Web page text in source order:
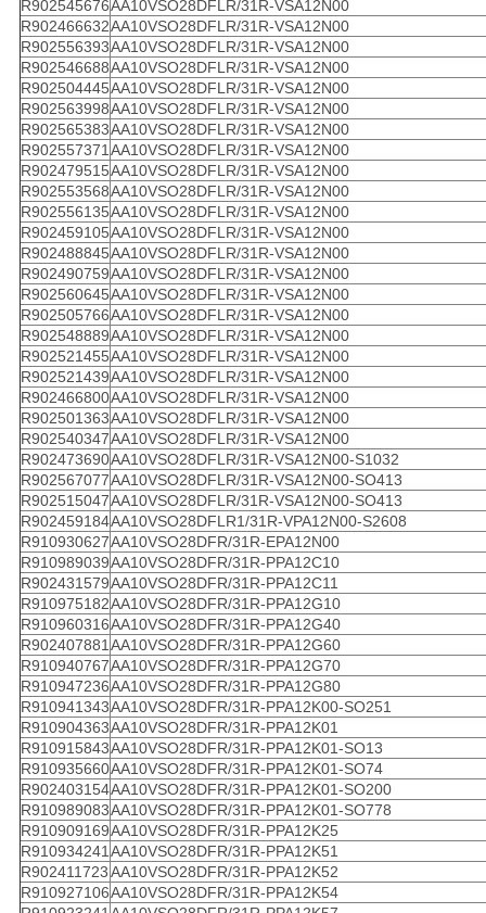
R902545676AA10VSO28DFLR/31R-VSA12N00
R902466632AA10VSO28DFLR/31R-VSA12N00
R902556393AA10VSO28DFLR/31R-VSA12N00
R902546688AA10VSO28DFLR/31R-VSA12N00
R902504445AA10VSO28DFLR/31R-VSA12N00
R902563998AA10VSO28DFLR/31R-VSA12N00
R902565383AA10VSO28DFLR/31R-VSA12N00
R902557371AA10VSO28DFLR/31R-VSA12N00
R902479515AA10VSO28DFLR/31R-VSA12N00
R902553568AA10VSO28DFLR/31R-VSA12N00
R902556135AA10VSO28DFLR/31R-VSA12N00
R902459105AA10VSO28DFLR/31R-VSA12N00
R902488845AA10VSO28DFLR/31R-VSA12N00
R902490759AA10VSO28DFLR/31R-VSA12N00
R902560645AA10VSO28DFLR/31R-VSA12N00
R902505766AA10VSO28DFLR/31R-VSA12N00
R902548889AA10VSO28DFLR/31R-VSA12N00
R902521455AA10VSO28DFLR/31R-VSA12N00
R902521439AA10VSO28DFLR/31R-VSA12N00
R902466800AA10VSO28DFLR/31R-VSA12N00
R902501363AA10VSO28DFLR/31R-VSA12N00
R902540347AA10VSO28DFLR/31R-VSA12N00
R902473690AA10VSO28DFLR/31R-VSA12N00-S1032
R902567077AA10VSO28DFLR/31R-VSA12N00-SO413
R902515047AA10VSO28DFLR/31R-VSA12N00-SO413
R902459184AA10VSO28DFLR1/31R-VPA12N00-S2608
R910930627AA10VSO28DFR/31R-EPA12N00
R910989039AA10VSO28DFR/31R-PPA12C10
R902431579AA10VSO28DFR/31R-PPA12C11
R910975182AA10VSO28DFR/31R-PPA12G10
R910960316AA10VSO28DFR/31R-PPA12G40
R902407881AA10VSO28DFR/31R-PPA12G60
R910940767AA10VSO28DFR/31R-PPA12G70
R910947236AA10VSO28DFR/31R-PPA12G80
R910941343AA10VSO28DFR/31R-PPA12K00-SO251
R910904363AA10VSO28DFR/31R-PPA12K01
R910915843AA10VSO28DFR/31R-PPA12K01-SO13
R910935660AA10VSO28DFR/31R-PPA12K01-SO74
R902403154AA10VSO28DFR/31R-PPA12K01-SO200
R910989083AA10VSO28DFR/31R-PPA12K01-SO778
R910909169AA10VSO28DFR/31R-PPA12K25
R910934241AA10VSO28DFR/31R-PPA12K51
R902411723AA10VSO28DFR/31R-PPA12K52
R910927106AA10VSO28DFR/31R-PPA12K54